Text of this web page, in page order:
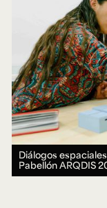
Diálogos
Pabellón ARQDIS